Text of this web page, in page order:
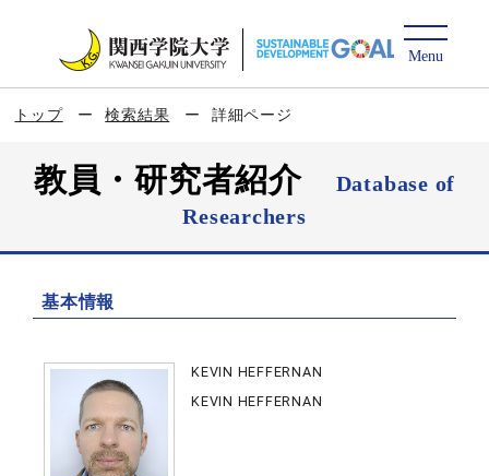
トップ 検索結果 詳細ページ
教員・研究者紹介
Database of
Researchers
基本情報
KEVIN HEFFERNAN
KEVIN HEFFERNAN